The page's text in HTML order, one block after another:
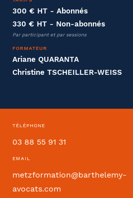
300 € HT - Abonnés
330 € HT - Non-abonnés
Par participant et par sessions
FORMATEUR
Ariane QUARANTA
Christine TSCHEILLER-WEISS
TÉLÉPHONE
03 88 55 91 31
EMAIL
metzformation@barthelemy-
avocats.com
Fonction
Déjà client ?